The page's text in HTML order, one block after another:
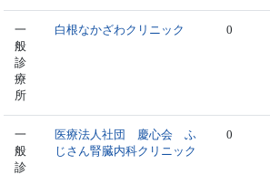
一
般
診
療
所
白根なかざわクリニック 0
一
般
診
医療法人社団 慶心会 ふ
じさん腎臓内科クリニック
0